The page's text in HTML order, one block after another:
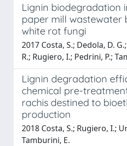
Lignin biodegradation
paper mill wastewater
white rot fungi
2017 Costa, S.; Dedola, D.
R.; Rugiero, I.; Pedrini, P.;
Lignin degradation
chemical pre-
rachis destined to
production
2018 Costa, S.; Rugiero, I.;
Tamburini, E.